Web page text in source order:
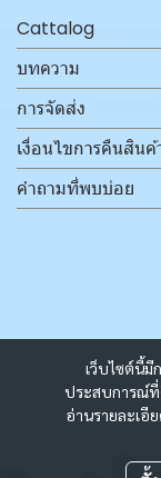
เว็บไซต์นี้มี
ประสบการณ์ที่
อ่านรายละเอี
Cattalog
บทความ
การจัดส่ง
เงื่อนไขการคืนสินค้
คำถามที่พบบ่อย